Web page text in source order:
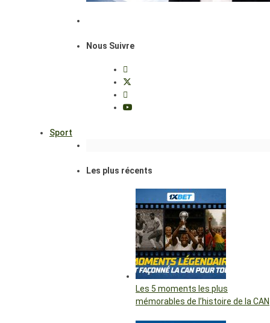
Nous Suivre
Sport
Les plus récents
Les 5 moments les plus
mémorables de l’histoire de la CAN